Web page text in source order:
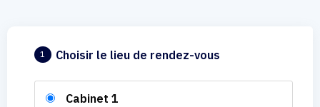
1 Choisir le lieu de rendez-vous
Cabinet 1